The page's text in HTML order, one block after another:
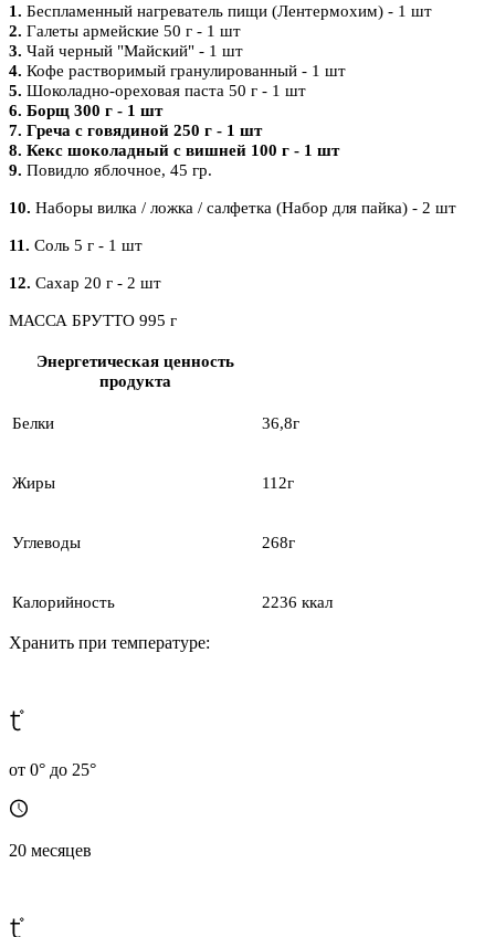
1. Беспламенный нагреватель пищи (Лентермохим) - 1 шт
2. Галеты армейские 50 г - 1 шт
3. Чай черный "Майский" - 1 шт
4. Кофе растворимый гранулированный - 1 шт
5. Шоколадно-ореховая паста 50 г - 1 шт
6. Борщ 300 г - 1 шт
7. Греча с говядиной 250 г - 1 шт
8. Кекс шоколадный с вишней 100 г - 1 шт
9. Повидло яблочное, 45 гр.
10. Наборы вилка / ложка / салфетка (Набор для пайка) - 2 шт
11. Соль 5 г - 1 шт
12. Сахар 20 г - 2 шт
МАССА БРУТТО 995 г
Энергетическая ценность
продукта
Белки 36,8г
Жиры 112г
Углеводы 268г
Калорийность 2236 ккал
Хранить при температуре:
от 0° до 25°
20 месяцев